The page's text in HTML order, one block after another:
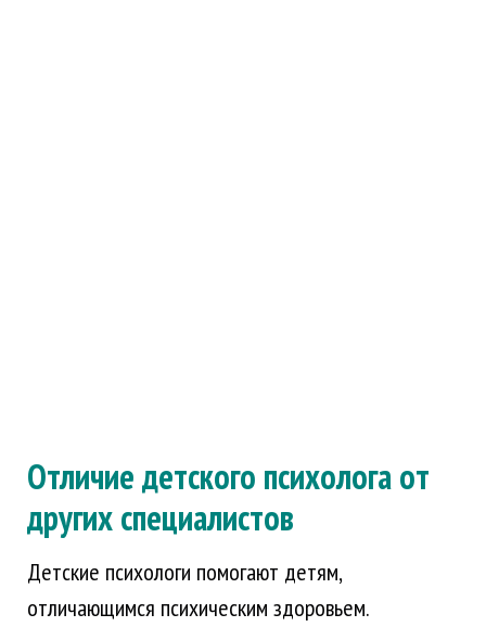
Отличие детского психолога от
других специалистов
Детские психологи помогают детям,
отличающимся психическим здоровьем.